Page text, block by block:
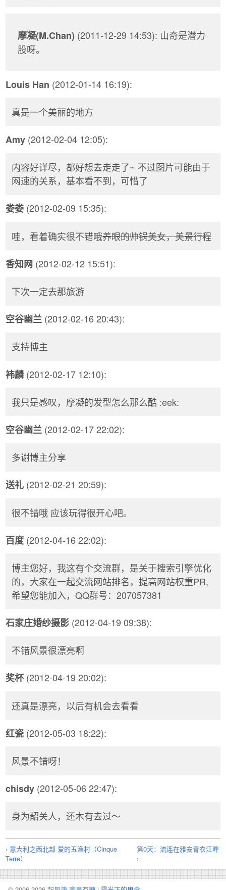
摩凝(M.Chan) (2011-12-29 14:53): 山奇是潜力
股呀。
Louis Han (2012-01-14 16:19):
真是一个美丽的地方
Amy (2012-02-04 12:05):
内容好详尽，都好想去走走了~ 不过图片可能由于
网速的关系，基本看不到，可惜了
娄娄 (2012-02-09 15:35):
哇，看着确实很不错哦养眼的帅锅美女，美景行程
香知网 (2012-02-12 15:51):
下次一定去那旅游
空谷幽兰 (2012-02-16 20:43):
支持博主
袆麟(2012-02-17 12:10):
我只是感叹，摩凝的发型怎么那么酷 :eek:
空谷幽兰 (2012-02-17 22:02):
多谢博主分享
送礼 (2012-02-21 20:59):
很不错哦 应该玩得很开心吧。
百度 (2012-04-16 22:02):
博主您好，我这有个交流群，是关于搜索引擎优化
的，大家在一起交流网站排名，提高网站权重PR,
希望您能加入，QQ群号：207057381
石家庄婚纱摄影 (2012-04-19 09:38):
不错风景很漂亮啊
奖杯(2012-04-19 20:02):
还真是漂亮，以后有机会去看看
红瓷 (2012-05-03 18:22):
风景不错呀！
chisdy (2012-05-06 22:47):
身为韶关人，还木有去过～
‹ 意大利之西北部 爱的五渔村（Cinque
Terre）
第0天：流连在雅安青衣江畔
›